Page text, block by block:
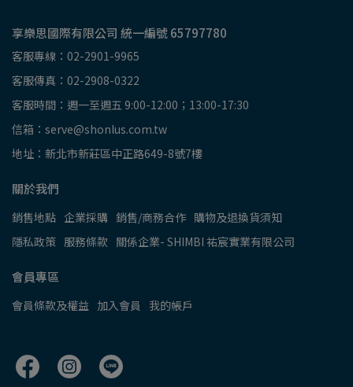
享樂思國際有限公司 統一編號 65797780
客服專線：02-2901-9965
客服傳真：02-2908-0322
客服時間：週一至週五 9:00-12:00；13:00-17:30
信箱：serve@shonlus.com.tw
地址：新北市新莊區中正路649-8號7樓
關於我們
銷售地點 企業採購 銷售/商務合作 購物及退換貨須知
隱私政策 服務條款 關係企業- SHIMBI 祐宸實業有限公司
會員專區
會員條款及權益 加入會員 我的帳戶